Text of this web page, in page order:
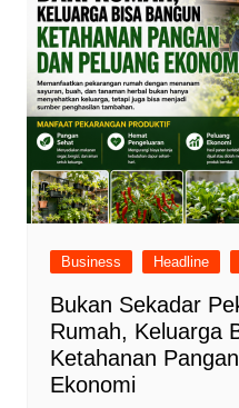
Business Headline
Bukan Sekadar
Rumah, Keluarga
Ketahanan
Ekonomi